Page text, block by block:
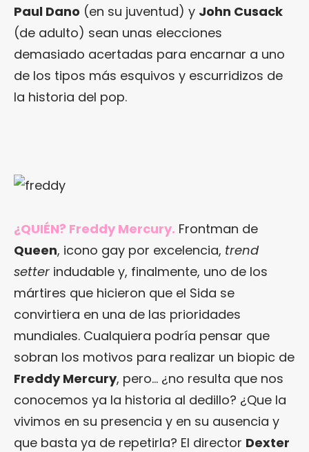
Paul Dano (en su juventud) y John Cusack
(de adulto) sean unas elecciones
demasiado acertadas para encarnar a uno
de los tipos más esquivos y escurridizos de
la historia del pop.
¿QUIÉN? Freddy Mercury. Frontman de
Queen, icono gay por excelencia, trend
setter indudable y, finalmente, uno de los
mártires que hicieron que el Sida se
convirtiera en una de las prioridades
mundiales. Cualquiera podría pensar que
sobran los motivos para realizar un biopic de
Freddy Mercury, pero… ¿no resulta que nos
conocemos ya la historia al dedillo? ¿Que la
vivimos en su presencia y en su ausencia y
que basta ya de repetirla? El director Dexter